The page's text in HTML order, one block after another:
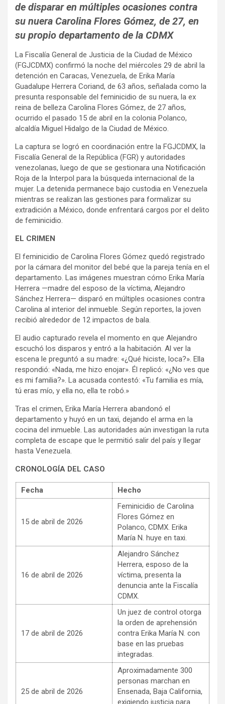
de disparar en múltiples ocasiones contra
su nuera Carolina Flores Gómez, de 27, en
su propio departamento de la CDMX
La Fiscalía General de Justicia de la Ciudad de México
(FGJCDMX) confirmó la noche del miércoles 29 de abril la
detención en Caracas, Venezuela, de Erika María
Guadalupe Herrera Coriand, de 63 años, señalada como la
presunta responsable del feminicidio de su nuera, la ex
reina de belleza Carolina Flores Gómez, de 27 años,
ocurrido el pasado 15 de abril en la colonia Polanco,
alcaldía Miguel Hidalgo de la Ciudad de México.
La captura se logró en coordinación entre la FGJCDMX, la
Fiscalía General de la República (FGR) y autoridades
venezolanas, luego de que se gestionara una Notificación
Roja de la Interpol para la búsqueda internacional de la
mujer. La detenida permanece bajo custodia en Venezuela
mientras se realizan las gestiones para formalizar su
extradición a México, donde enfrentará cargos por el delito
de feminicidio.
EL CRIMEN
El feminicidio de Carolina Flores Gómez quedó registrado
por la cámara del monitor del bebé que la pareja tenía en el
departamento. Las imágenes muestran cómo Erika María
Herrera —madre del esposo de la víctima, Alejandro
Sánchez Herrera— disparó en múltiples ocasiones contra
Carolina al interior del inmueble. Según reportes, la joven
recibió alrededor de 12 impactos de bala.
El audio capturado revela el momento en que Alejandro
escuchó los disparos y entró a la habitación. Al ver la
escena le preguntó a su madre: «¿Qué hiciste, loca?». Ella
respondió: «Nada, me hizo enojar». Él replicó: «¿No ves que
es mi familia?». La acusada contestó: «Tu familia es mía,
tú eras mío, y ella no, ella te robó.»
Tras el crimen, Erika María Herrera abandonó el
departamento y huyó en un taxi, dejando el arma en la
cocina del inmueble. Las autoridades aún investigan la ruta
completa de escape que le permitió salir del país y llegar
hasta Venezuela.
CRONOLOGÍA DEL CASO
Fecha Hecho
15 de abril de 2026
Feminicidio de Carolina
Flores Gómez en
Polanco, CDMX. Erika
María N. huye en taxi.
16 de abril de 2026
Alejandro Sánchez
Herrera, esposo de la
víctima, presenta la
denuncia ante la Fiscalía
CDMX.
17 de abril de 2026
Un juez de control otorga
la orden de aprehensión
contra Erika María N. con
base en las pruebas
integradas.
25 de abril de 2026
Aproximadamente 300
personas marchan en
Ensenada, Baja California,
exigiendo justicia para